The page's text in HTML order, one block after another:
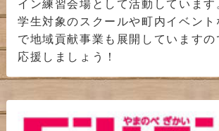
イン練習会場として活動しています
学生対象のスクールや町内イベント
で地域貢献事業も展開しています
応援しましょう！